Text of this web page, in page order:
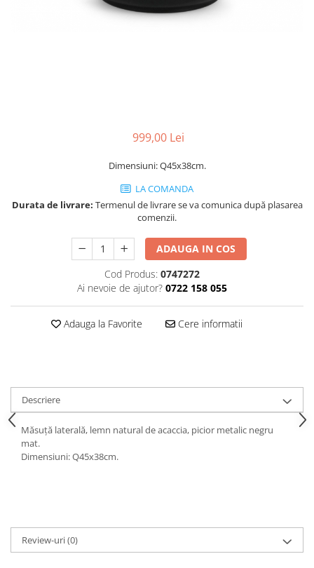
Ghivece si jardiniere
Textile pentru casa
Corpuri de iluminat
Designers' Choice
999,00 Lei
Dimensiuni: Q45x38cm.
LA COMANDA
Durata de livrare: Termenul de livrare se va comunica după plasarea
comenzii.
ADAUGA IN COS
Cod Produs: 0747272
Ai nevoie de ajutor? 0722 158 055
Adauga la Favorite Cere informatii
Descriere
Măsuță laterală, lemn natural de acaccia, picior metalic negru
mat.
Dimensiuni: Q45x38cm.
Review-uri(0)